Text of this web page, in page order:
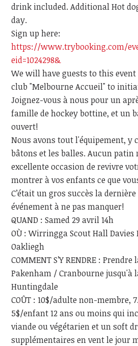
drink included. Additional Hot
day.
Sign up here:
https://www.trybooking.com/
eid=1024298&
We will have guests to this
club "Melbourne Accueil" to
Joignez-vous à nous pour un
famille de hockey bottine, et un
ouvert!
Nous avons tout l'équipement, y
bâtons et les balles. Aucun patin
excellente occasion de revivre
montrer à vos enfants ce que
C’était un gros succès la
événement à ne pas manquer!
QUAND : Samed 29 avril 14h
OÙ : Wirringga Scout Hall Davies
Oakliegh
COMMENT S’Y RENDRE :
Pakenham / Cranbourne jusqu'à
Huntingdale
COÛT : 10$/adulte non-membre,
5$/enfant 12 ans ou moins qui
viande ou végétarien et un soft
supplémentaires en vent le jour